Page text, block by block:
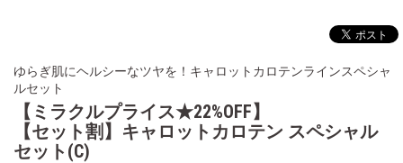
ゆらぎ肌にヘルシーなツヤを！キャロットカロテンラインスペシャ
ルセット
【ミラクルプライス★22%OFF】
【セット割】キャロットカロテン スペシャル
セット(C)